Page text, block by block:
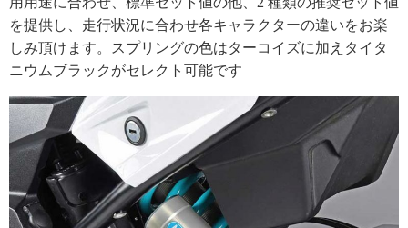
を提供し、走行状況に合わせ各キャラクターの違いをお楽
しみ頂けます。スプリングの色はターコイズに加えタイタ
ニウムブラックがセレクト可能です